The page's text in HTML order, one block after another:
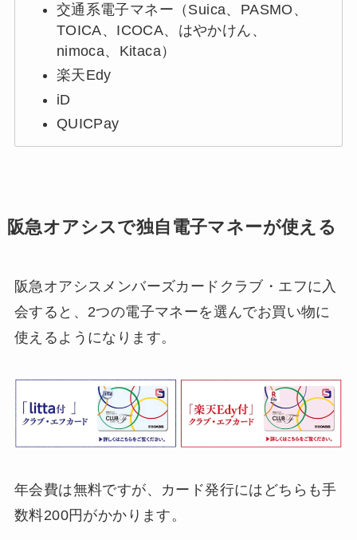
交通系電子マネー（Suica、PASMO、
TOICA、ICOCA、はやかけん、
nimoca、Kitaca）
楽天Edy
iD
QUICPay
阪急オアシスで独自電子マネーが使える
阪急オアシスメンバーズカードクラブ・エフに入
会すると、2つの電子マネーを選んでお買い物に
使えるようになります。
年会費は無料ですが、カード発行にはどちらも手
数料200円がかかります。